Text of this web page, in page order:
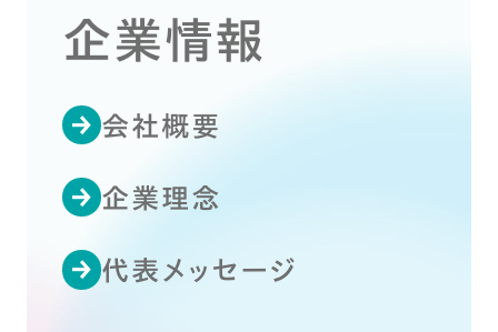
企業情報
会社概要
企業理念
代表メッセージ